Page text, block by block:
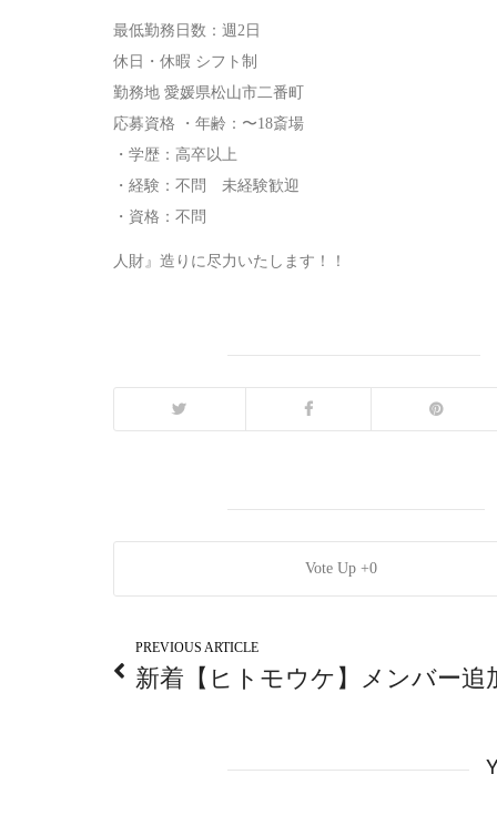
最低勤務日数：週2日
休日・休暇 シフト制
勤務地 愛媛県松山市二番町
応募資格 ・年齢：〜18斎場
・学歴：高卒以上
・経験：不問 未経験歓迎
・資格：不問
人財』造りに尽力いたします！！
0
PREVIOUS ARTICLE
新着【ヒトモウケ】メンバー追